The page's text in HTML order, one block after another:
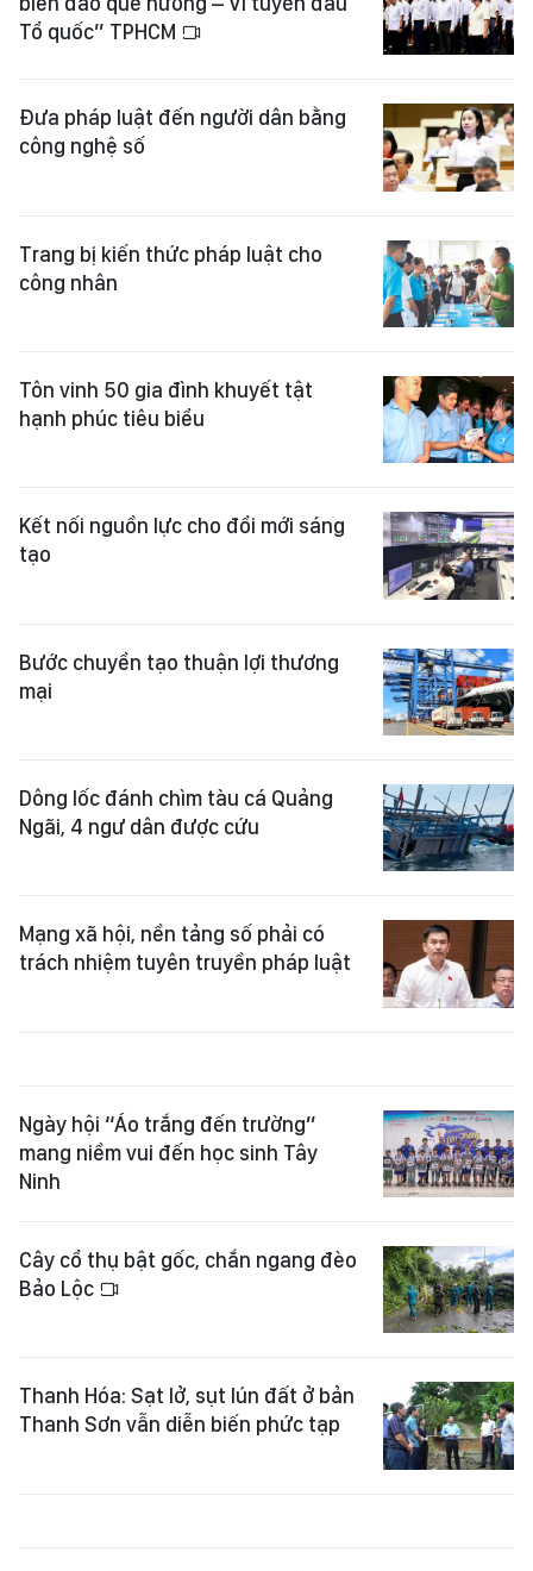
Tổ quốc” TPHCM
Đưa pháp luật đến người dân bằng
công nghệ số
Trang bị kiến thức pháp luật cho
công nhân
Tôn vinh 50 gia đình khuyết tật
hạnh phúc tiêu biểu
Kết nối nguồn lực cho đổi mới sáng
tạo
Bước chuyển tạo thuận lợi thương
mại
Dông lốc đánh chìm tàu cá Quảng
Ngãi, 4 ngư dân được cứu
Mạng xã hội, nền tảng số phải có
trách nhiệm tuyên truyền pháp luật
Ngày hội “Áo trắng đến trường”
mang niềm vui đến học sinh Tây
Ninh
Cây cổ thụ bật gốc, chắn ngang đèo
Bảo Lộc
Thanh Hóa: Sạt lở, sụt lún đất ở bản
Thanh Sơn vẫn diễn biến phức tạp